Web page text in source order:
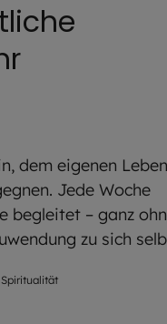
dem eigenen Leben
Jede Woche
begleitet – ganz
zu sich